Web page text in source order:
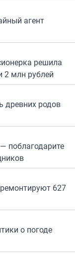
агент
решила
2 млн рублей
древних родов
поблагодарите
627
о погоде